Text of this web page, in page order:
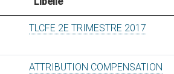
TLCFE 2E TRIMESTRE 2017
ATTRIBUTION COMPENSATION